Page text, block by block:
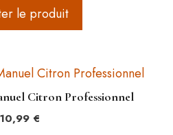
le produit
Citron Professionnel
10,99 €